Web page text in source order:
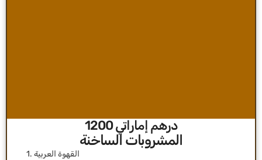
درهم إماراتي 1200
المشروبات الساخنة
1. القهوة العربية